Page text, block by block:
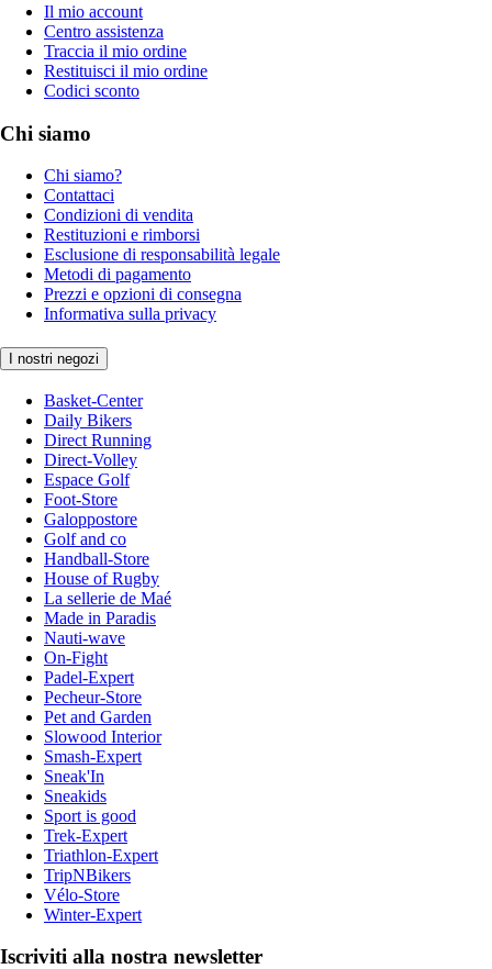
Il mio account
Centro assistenza
Traccia il mio ordine
Restituisci il mio ordine
Codici sconto
Chi siamo
Chi siamo?
Contattaci
Condizioni di vendita
Restituzioni e rimborsi
Esclusione di responsabilità legale
Metodi di pagamento
Prezzi e opzioni di consegna
Informativa sulla privacy
I nostri negozi
Basket-Center
Daily Bikers
Direct Running
Direct-Volley
Espace Golf
Foot-Store
Galoppostore
Golf and co
Handball-Store
House of Rugby
La sellerie de Maé
Made in Paradis
Nauti-wave
On-Fight
Padel-Expert
Pecheur-Store
Pet and Garden
Slowood Interior
Smash-Expert
Sneak'In
Sneakids
Sport is good
Trek-Expert
Triathlon-Expert
TripNBikers
Vélo-Store
Winter-Expert
Iscriviti alla nostra newsletter